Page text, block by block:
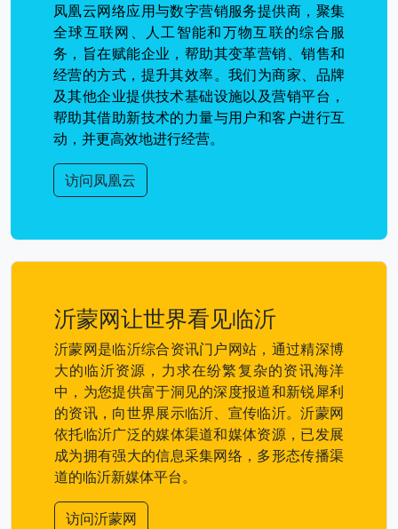
凤凰云网络应用与数字营销服务提供商，聚集
全球互联网、人工智能和万物互联的综合服
务，旨在赋能企业，帮助其变革营销、销售和
经营的方式，提升其效率。我们为商家、品牌
及其他企业提供技术基础设施以及营销平台，
帮助其借助新技术的力量与用户和客户进行互
动，并更高效地进行经营。
访问凤凰云
沂蒙网让世界看见临沂
沂蒙网是临沂综合资讯门户网站，通过精深博
大的临沂资源，力求在纷繁复杂的资讯海洋
中，为您提供富于洞见的深度报道和新锐犀利
的资讯，向世界展示临沂、宣传临沂。沂蒙网
依托临沂广泛的媒体渠道和媒体资源，已发展
成为拥有强大的信息采集网络，多形态传播渠
道的临沂新媒体平台。
访问沂蒙网